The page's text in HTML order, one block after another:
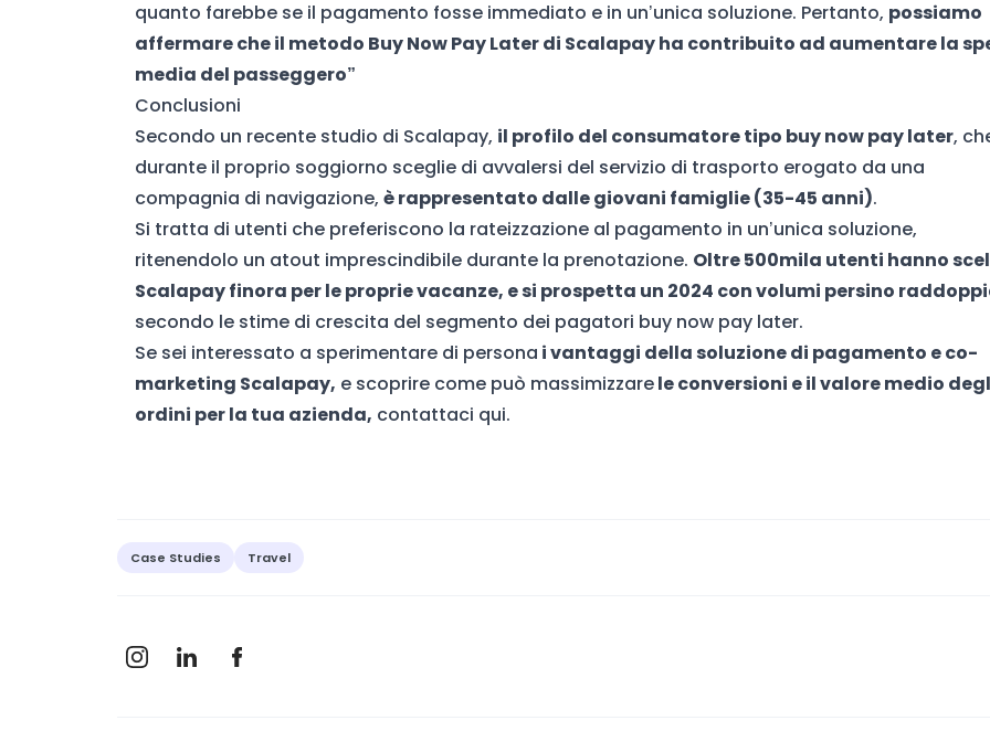
quanto farebbe se il pagamento fosse immediato e in un’unica soluzione. Pertanto, possiamo
affermare che il metodo Buy Now Pay Later di Scalapay ha contribuito ad aumentare la
media del passeggero”
Conclusioni
Secondo un recente studio di Scalapay, il profilo del consumatore tipo buy now pay later,
durante il proprio soggiorno sceglie di avvalersi del servizio di trasporto erogato da una
compagnia di navigazione, è rappresentato dalle giovani famiglie (35-45 anni).
Si tratta di utenti che preferiscono la rateizzazione al pagamento in un’unica soluzione,
ritenendolo un atout imprescindibile durante la prenotazione. Oltre 500mila utenti hanno
Scalapay finora per le proprie vacanze, e si prospetta un 2024 con volumi persino
secondo le stime di crescita del segmento dei pagatori buy now pay later.
Se sei interessato a sperimentare di persona i vantaggi della soluzione di pagamento e co-
marketing Scalapay, e scoprire come può massimizzarele conversioni e il valore medio
ordini per la tua azienda, contattaci qui.
Case Studies Travel